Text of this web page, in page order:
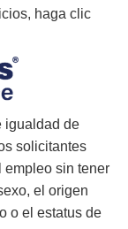
haga clic
igualdad de
solicitantes
empleo sin tener
el origen
o el estatus de